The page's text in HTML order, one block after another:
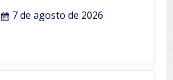
7 de agosto de 2026